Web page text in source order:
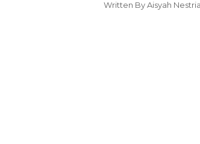
Written ByAisyah Nestria